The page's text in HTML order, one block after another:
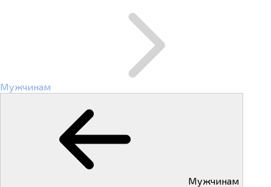
Мужчинам
Мужчинам